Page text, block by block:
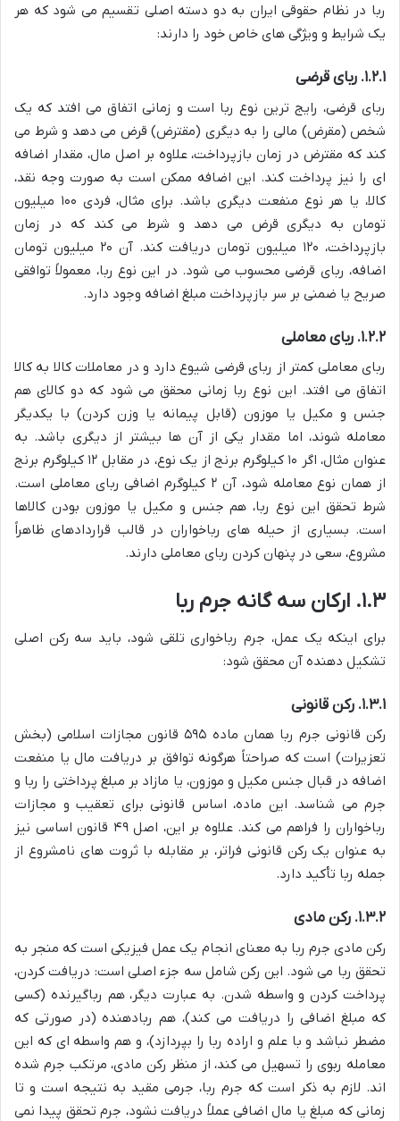
ربا در نظام حقوقی ایران به دو دسته اصلی تقسیم می شود که هر
یک شرایط و ویژگی های خاص خود را دارند:
۱.۲.۱. ربای قرضی
ربای قرضی، رایج ترین نوع ربا است و زمانی اتفاق می افتد که یک
شخص (مقرض) مالی را به دیگری (مقترض) قرض می دهد و شرط می
کند که مقترض در زمان بازپرداخت، علاوه بر اصل مال، مقدار اضافه
ای را نیز پرداخت کند. این اضافه ممکن است به صورت وجه نقد،
کالا، یا هر نوع منفعت دیگری باشد. برای مثال، فردی ۱۰۰ میلیون
تومان به دیگری قرض می دهد و شرط می کند که در زمان
بازپرداخت، ۱۲۰ میلیون تومان دریافت کند. آن ۲۰ میلیون تومان
اضافه، ربای قرضی محسوب می شود. در این نوع ربا، معمولاً توافقی
صریح یا ضمنی بر سر بازپرداخت مبلغ اضافه وجود دارد.
۱.۲.۲. ربای معاملی
ربای معاملی کمتر از ربای قرضی شیوع دارد و در معاملات کالا به کالا
اتفاق می افتد. این نوع ربا زمانی محقق می شود که دو کالای هم
جنس و مکیل یا موزون (قابل پیمانه یا وزن کردن) با یکدیگر
معامله شوند، اما مقدار یکی از آن ها بیشتر از دیگری باشد. به
عنوان مثال، اگر ۱۰ کیلوگرم برنج از یک نوع، در مقابل ۱۲ کیلوگرم برنج
از همان نوع معامله شود، آن ۲ کیلوگرم اضافی ربای معاملی است.
شرط تحقق این نوع ربا، هم جنس و مکیل یا موزون بودن کالاها
است. بسیاری از حیله های رباخواران در قالب قراردادهای ظاهراً
مشروع، سعی در پنهان کردن ربای معاملی دارند.
۱.۳. ارکان سه گانه جرم ربا
برای اینکه یک عمل، جرم رباخواری تلقی شود، باید سه رکن اصلی
تشکیل دهنده آن محقق شود:
۱.۳.۱. رکن قانونی
رکن قانونی جرم ربا همان ماده ۵۹۵ قانون مجازات اسلامی (بخش
تعزیرات) است که صراحتاً هرگونه توافق بر دریافت مال یا منفعت
اضافه در قبال جنس مکیل و موزون، یا مازاد بر مبلغ پرداختی را ربا و
جرم می شناسد. این ماده، اساس قانونی برای تعقیب و مجازات
رباخواران را فراهم می کند. علاوه بر این، اصل ۴۹ قانون اساسی نیز
به عنوان یک رکن قانونی فراتر، بر مقابله با ثروت های نامشروع از
جمله ربا تأکید دارد.
۱.۳.۲. رکن مادی
رکن مادی جرم ربا به معنای انجام یک عمل فیزیکی است که منجر به
تحقق ربا می شود. این رکن شامل سه جزء اصلی است: دریافت کردن،
پرداخت کردن و واسطه شدن. به عبارت دیگر، هم رباگیرنده (کسی
که مبلغ اضافی را دریافت می کند)، هم ربادهنده (در صورتی که
مضطر نباشد و با علم و اراده ربا را بپردازد)، و هم واسطه ای که این
معامله ربوی را تسهیل می کند، از منظر رکن مادی، مرتکب جرم شده
اند. لازم به ذکر است که جرم ربا، جرمی مقید به نتیجه است و تا
زمانی که مبلغ یا مال اضافی عملاً دریافت نشود، جرم تحقق پیدا نمی